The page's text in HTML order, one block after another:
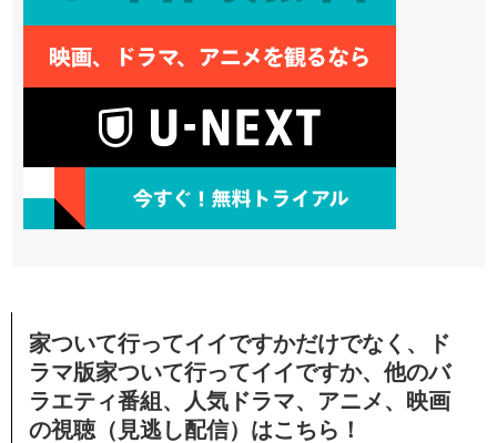
家ついて行ってイイですかだけでなく、ド
ラマ版家ついて行ってイイですか、他のバ
ラエティ番組、人気ドラマ、アニメ、映画
の視聴（見逃し配信） はこちら！